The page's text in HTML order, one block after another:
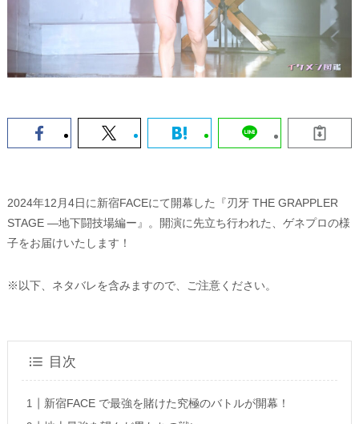
2024年12月4日に新宿FACEにて開幕した『刃牙 THE GRAPPLER
STAGE ―地下闘技場編ー』。開演に先立ち行われた、ゲネプロの様
子をお届けいたします！
※以下、ネタバレを含みますので、ご注意ください。
目次
新宿FACE で最強を賭けた究極のバトルが開幕！